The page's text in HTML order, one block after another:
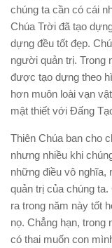
chúng ta cần có cái
Chúa Trời đã tạo
dựng đều tốt đẹp.
người quản trị. Trong
được tạo dựng theo
hơn muôn loài vạn
mật thiết với Ðấng
Thiên Chúa ban cho
nhưng nhiều khi
những điều vô nghĩa,
quản trị của chúng
ra trong năm này tốt
nọ. Chẳng hạn, trong
có thai muốn con